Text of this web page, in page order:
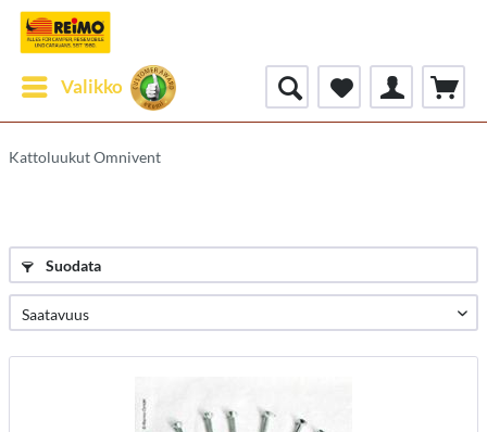
Valikko
Kattoluukut Omnivent
Suodata